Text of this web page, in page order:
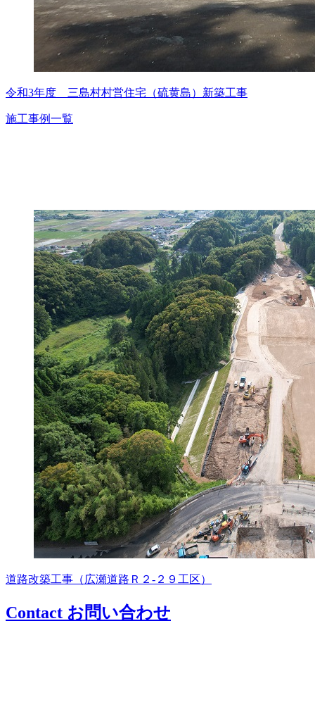
令和3年度 三島村村営住宅（硫黄島）新築工事
施工事例一覧
道路改築工事（広瀬道路Ｒ２-２９工区）
Contact お問い合わせ